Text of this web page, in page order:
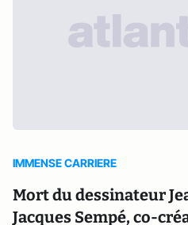
IMMENSE CARRIERE
Mort du dessinateur
Jacques Sempé, co-